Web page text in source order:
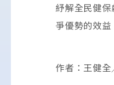
紓解全民健
爭優勢的效
作者：王健